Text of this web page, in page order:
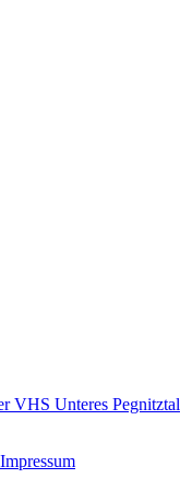
VHS Unteres Pegnitztal